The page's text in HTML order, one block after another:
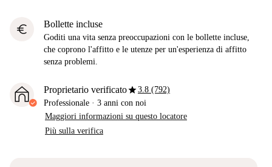
euro Bollette incluse
Goditi una vita senza preoccupazioni con le bollette incluse,
che coprono l'affitto e le utenze per un'esperienza di affitto
senza problemi.
Proprietario verificatostar3.8 (792)
Professionale · 3 anni con noi
Maggiori informazioni su questo locatore
Più sulla verifica